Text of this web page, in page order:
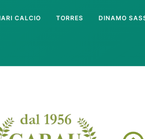
CALCIO TORRES DINAMO